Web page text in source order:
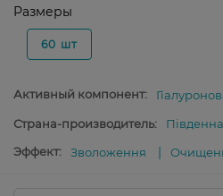
Размеры
60 шт
Активный компонент:
Страна-производитель:
Эффект:
Зволоження